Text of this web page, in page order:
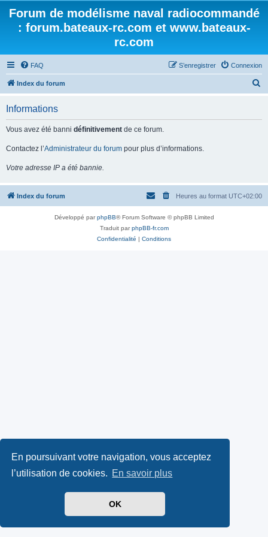
En poursuivant votre navigation, vous acceptez
l’utilisation de cookies. En savoir plus
OK
Forum de modélisme naval radiocommandé
: forum.bateaux-rc.com et www.bateaux-
rc.com
FAQ Connexion
S’enregistrer
Index du forum
e
Informations
Vous avez été banni définitivement de ce forum.
Contactez l’Administrateur du forum pour plus d’informations.
Votre adresse IP a été bannie.
Index du forum Heures au format UTC+02:00
Développé parphpBB® Forum Software © phpBB Limited
Traduit parphpBB-fr.com
Confidentialité | Conditions